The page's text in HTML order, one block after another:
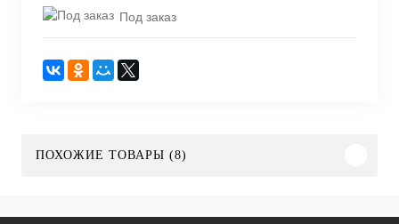
Под заказ
ПОХОЖИЕ ТОВАРЫ (8)